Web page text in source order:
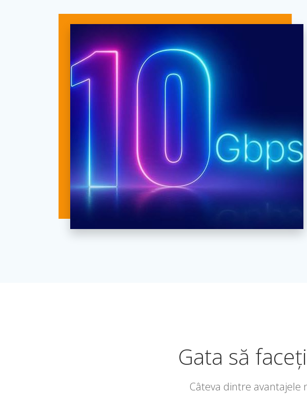
Gata să
Câteva dintre avantajele